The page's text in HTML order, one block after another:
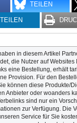
TEILEN
TEILEN
in diesem Artikel
die Nutzer auf Websites
eine Bestellung, erhält
Provision. Für den
können diese Produkte/
Anbieter oder woanders
sind nur ein
zur Verfügung. Die
Service für Sie